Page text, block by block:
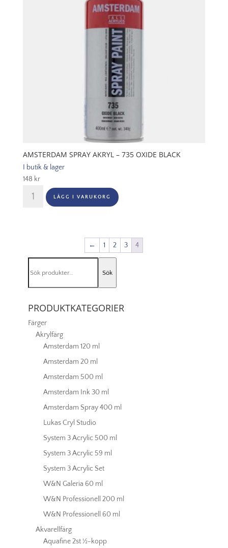
AMSTERDAM SPRAY AKRYL – 735 OXIDE BLACK
I butik & lager
148 kr
Amsterdam
Spray
Black
mängd
LÄGG I VARUKORG
← 1 2 3 4
efter:
Sök
PRODUKTKATEGORIER
Färger
Akrylfärg
Amsterdam 120 ml
Amsterdam 20 ml
Amsterdam 500 ml
Amsterdam Ink 30 ml
Amsterdam Spray 400 ml
Lukas Cryl Studio
System 3 Acrylic 500 ml
System 3 Acrylic 59 ml
System 3 Acrylic Set
W&N Galeria 60 ml
W&N Professionell 200 ml
W&N Professionell 60 ml
Akvarellfärg
Aquafine 2st ½-kopp